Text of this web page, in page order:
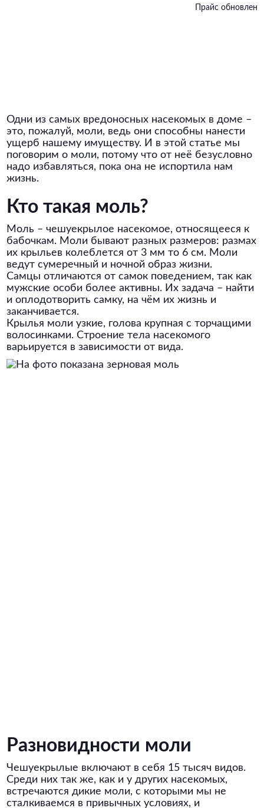
Прайс обновлен
Одни из самых вредоносных насекомых в доме –
это, пожалуй, моли, ведь они способны нанести
ущерб нашему имуществу. И в этой статье мы
поговорим о моли, потому что от неё безусловно
надо избавляться, пока она не испортила нам
жизнь.
Кто такая моль?
Моль – чешуекрылое насекомое, относящееся к
бабочкам. Моли бывают разных размеров: размах
их крыльев колеблется от 3 мм то 6 см. Моли
ведут сумеречный и ночной образ жизни.
Самцы отличаются от самок поведением, так как
мужские особи более активны. Их задача – найти
и оплодотворить самку, на чём их жизнь и
заканчивается.
Крылья моли узкие, голова крупная с торчащими
волосинками. Строение тела насекомого
варьируется в зависимости от вида.
Разновидности моли
Чешуекрылые включают в себя 15 тысяч видов.
Среди них так же, как и у других насекомых,
встречаются дикие моли, с которыми мы не
сталкиваемся в привычных условиях, и